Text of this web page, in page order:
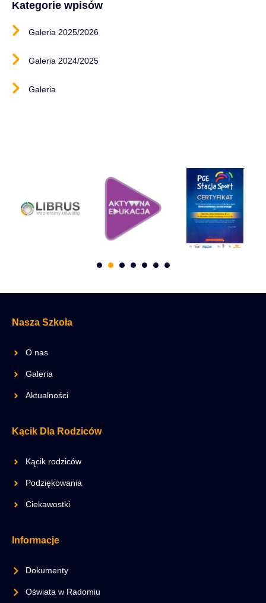
Kategorie wpisów
Galeria 2025/2026
Galeria 2024/2025
Galeria
Nasza Szkoła
O nas
Galeria
Aktualności
Kącik Dla Rodziców
Kącik rodziców
Podziękowania
Ciekawostki
Informacje
Dokumenty
Oświata w Radomiu